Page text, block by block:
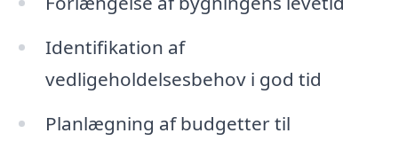
Identifikation af
vedligeholdelsesbehov i god tid
Planlægning af budgetter til